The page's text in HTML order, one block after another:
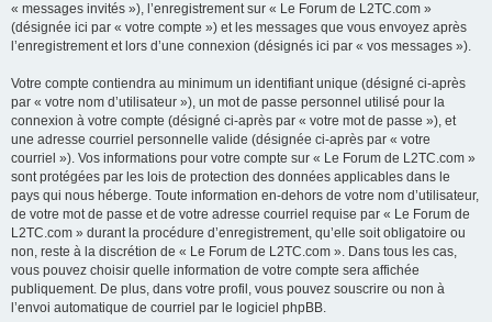
« messages invités »), l’enregistrement sur « Le Forum de L2TC.com »
(désignée ici par « votre compte ») et les messages que vous envoyez après
l’enregistrement et lors d’une connexion (désignés ici par « vos messages »).
Votre compte contiendra au minimum un identifiant unique (désigné ci-après
par « votre nom d’utilisateur »), un mot de passe personnel utilisé pour la
connexion à votre compte (désigné ci-après par « votre mot de passe »), et
une adresse courriel personnelle valide (désignée ci-après par « votre
courriel »). Vos informations pour votre compte sur « Le Forum de L2TC.com »
sont protégées par les lois de protection des données applicables dans le
pays qui nous héberge. Toute information en-dehors de votre nom d’utilisateur,
de votre mot de passe et de votre adresse courriel requise par « Le Forum de
L2TC.com » durant la procédure d’enregistrement, qu’elle soit obligatoire ou
non, reste à la discrétion de « Le Forum de L2TC.com ». Dans tous les cas,
vous pouvez choisir quelle information de votre compte sera affichée
publiquement. De plus, dans votre profil, vous pouvez souscrire ou non à
l’envoi automatique de courriel par le logiciel phpBB.